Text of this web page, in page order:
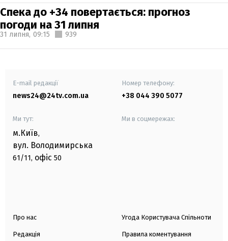
Спека до +34 повертається: прогноз
погоди на 31 липня
31 липня, 09:15 939
E-mail редакції
news24@24tv.com.ua
Номер телефону:
+38 044 390 5077
Ми тут:
м.Київ,
вул. Володимирська
61/11, офіс 50
Ми в соцмережах:
Про нас
Редакція
Угода Користувача Спільноти
Правила коментування